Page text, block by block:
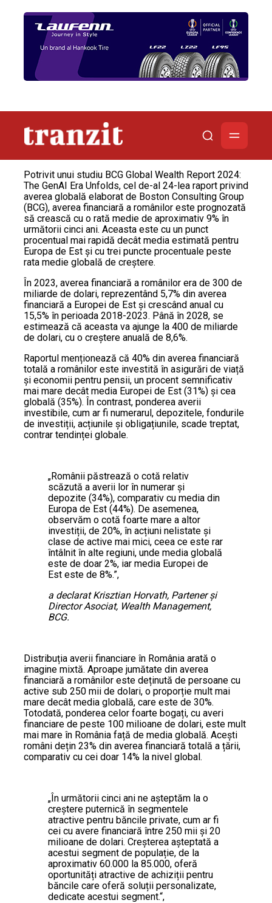
Potrivit unui studiu BCG Global Wealth Report 2024:
The GenAI Era Unfolds, cel de-al 24-lea raport privind
averea globală elaborat de Boston Consulting Group
(BCG), averea financiară a românilor este prognozată
să crească cu o rată medie de aproximativ 9% în
următorii cinci ani. Aceasta este cu un punct
procentual mai rapidă decât media estimată pentru
Europa de Est și cu trei puncte procentuale peste
rata medie globală de creștere.
În 2023, averea financiară a românilor era de 300 de
miliarde de dolari, reprezentând 5,7% din averea
financiară a Europei de Est și crescând anual cu
15,5% în perioada 2018-2023. Până în 2028, se
estimează că aceasta va ajunge la 400 de miliarde
de dolari, cu o creștere anuală de 8,6%.
Raportul menționează că 40% din averea financiară
totală a românilor este investită în asigurări de viață
și economii pentru pensii, un procent semnificativ
mai mare decât media Europei de Est (31%) și cea
globală (35%). În contrast, ponderea averii
investibile, cum ar fi numerarul, depozitele, fondurile
de investiții, acțiunile și obligațiunile, scade treptat,
contrar tendinței globale.
„Românii păstrează o cotă relativ
scăzută a averii lor în numerar și
depozite (34%), comparativ cu media din
Europa de Est (44%). De asemenea,
observăm o cotă foarte mare a altor
investiții, de 20%, în acțiuni nelistate și
clase de active mai mici, ceea ce este rar
întâlnit în alte regiuni, unde media globală
este de doar 2%, iar media Europei de
Est este de 8%.”,
a declarat Krisztian Horvath, Partener și
Director Asociat, Wealth Management,
BCG.
Distribuția averii financiare în România arată o
imagine mixtă. Aproape jumătate din averea
financiară a românilor este deținută de persoane cu
active sub 250 mii de dolari, o proporție mult mai
mare decât media globală, care este de 30%.
Totodată, ponderea celor foarte bogați, cu averi
financiare de peste 100 milioane de dolari, este mult
mai mare în România față de media globală. Acești
români dețin 23% din averea financiară totală a țării,
comparativ cu cei doar 14% la nivel global.
„În următorii cinci ani ne așteptăm la o
creștere puternică în segmentele
atractive pentru băncile private, cum ar fi
cei cu avere financiară între 250 mii și 20
milioane de dolari. Creșterea așteptată a
acestui segment de populație, de la
aproximativ 60.000 la 85.000, oferă
oportunități atractive de achiziții pentru
băncile care oferă soluții personalizate,
dedicate acestui segment.“,